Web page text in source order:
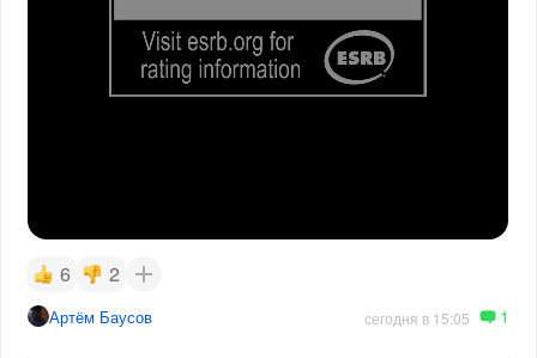
6 2
Артём Баусов сегодня в 15:05 1